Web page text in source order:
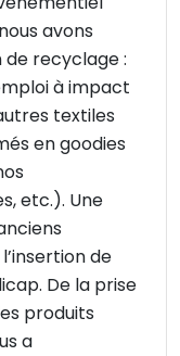
avons
de recyclage :
à impact
textiles
en goodies
etc.). Une
de
De la prise
produits
a